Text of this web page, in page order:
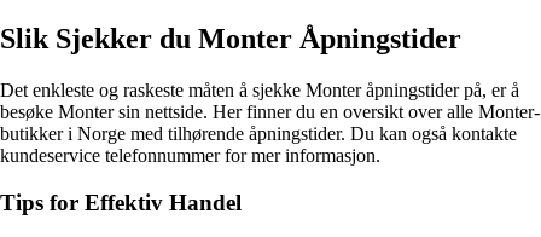
Slik Sjekker du Monter Åpningstider
Det enkleste og raskeste måten å sjekke Monter åpningstider på, er å
besøke Monter sin nettside. Her finner du en oversikt over alle Monter-
butikker i Norge med tilhørende åpningstider. Du kan også kontakte
kundeservice telefonnummer for mer informasjon.
Tips for Effektiv Handel